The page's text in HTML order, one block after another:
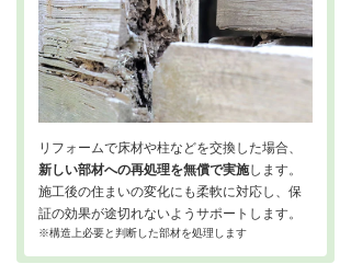
リフォームで床材や柱などを交換した場合、
新しい部材への再処理を無償で実施します。
施工後の住まいの変化にも柔軟に対応し、保
証の効果が途切れないようサポートします。
※構造上必要と判断した部材を処理します